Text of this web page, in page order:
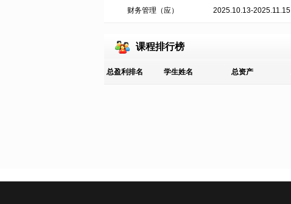
财务管理（应） 2025.10.13-2025.11.15
课程排行榜
总盈利排名 学生姓名 总资产